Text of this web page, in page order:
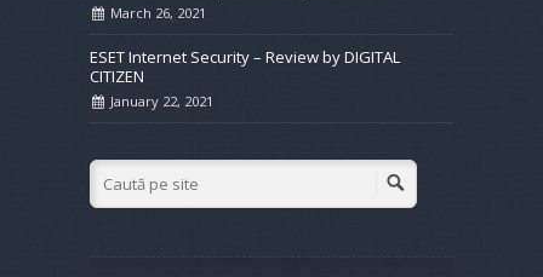
March 26, 2021
ESET Internet Security – Review by DIGITAL
CITIZEN
January 22, 2021